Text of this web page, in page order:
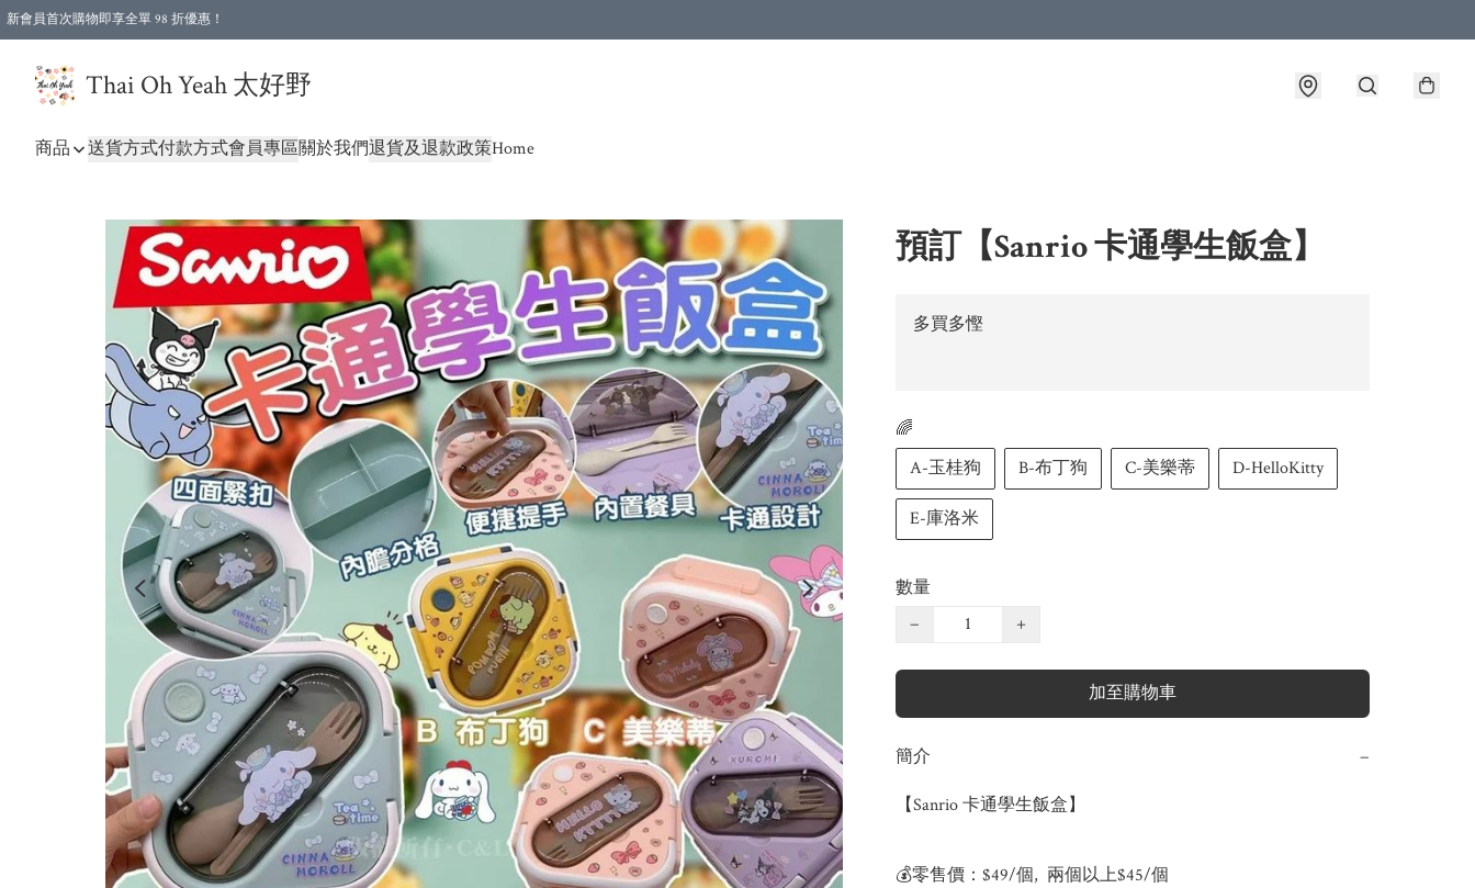
新會員首次購物即享全單 98 折優惠！
Thai Oh Yeah 太好野
商品 送貨方式付款方式會員專區關於我們退貨及退款政策Home
預訂【Sanrio 卡通學生飯盒】
多買多慳
🌈
A-玉桂狗
B-布丁狗 C-美樂蒂 D-HelloKitty
E-庫洛米
數量
−
+
加至購物車
簡介 −
【Sanrio 卡通學生飯盒】
💰零售價：$49/個,  兩個以上$45/個